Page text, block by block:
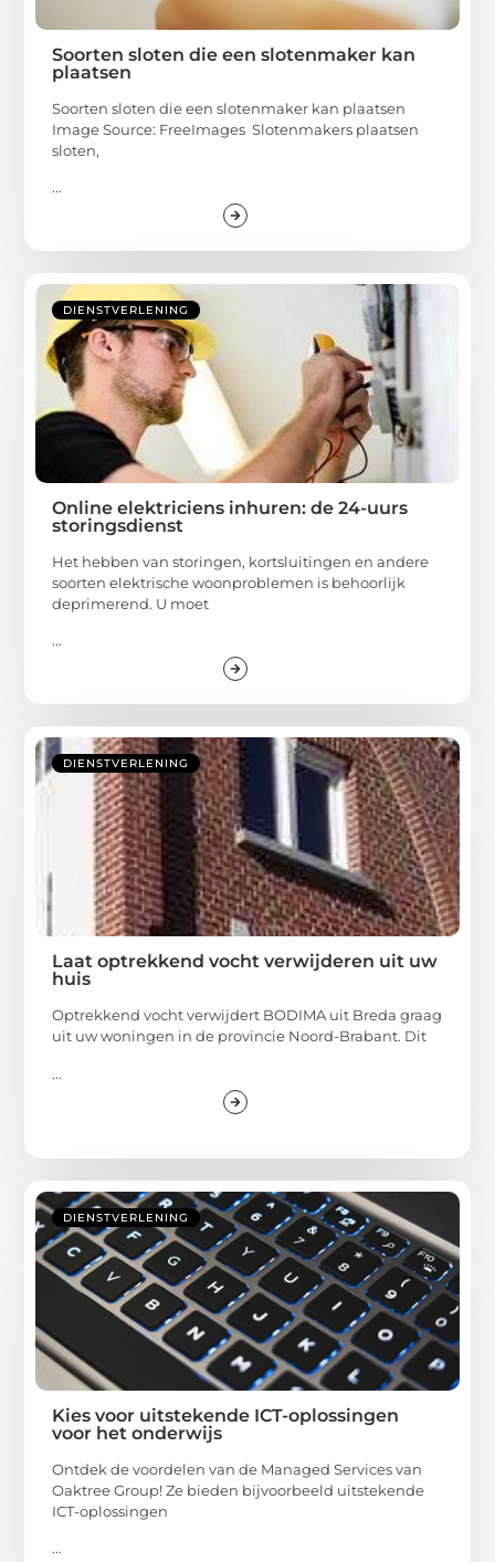
Soorten sloten die een slotenmaker kan
plaatsen
Soorten sloten die een slotenmaker kan plaatsen
Image Source: FreeImages ‍ Slotenmakers plaatsen
sloten,
...
DIENSTVERLENING
Online elektriciens inhuren: de 24-uurs
storingsdienst
Het hebben van storingen, kortsluitingen en andere
soorten elektrische woonproblemen is behoorlijk
deprimerend. U moet
...
DIENSTVERLENING
Laat optrekkend vocht verwijderen uit uw
huis
Optrekkend vocht verwijdert BODIMA uit Breda graag
uit uw woningen in de provincie Noord-Brabant. Dit
...
DIENSTVERLENING
Kies voor uitstekende ICT-oplossingen
voor het onderwijs
Ontdek de voordelen van de Managed Services van
Oaktree Group! Ze bieden bijvoorbeeld uitstekende
ICT-oplossingen
...